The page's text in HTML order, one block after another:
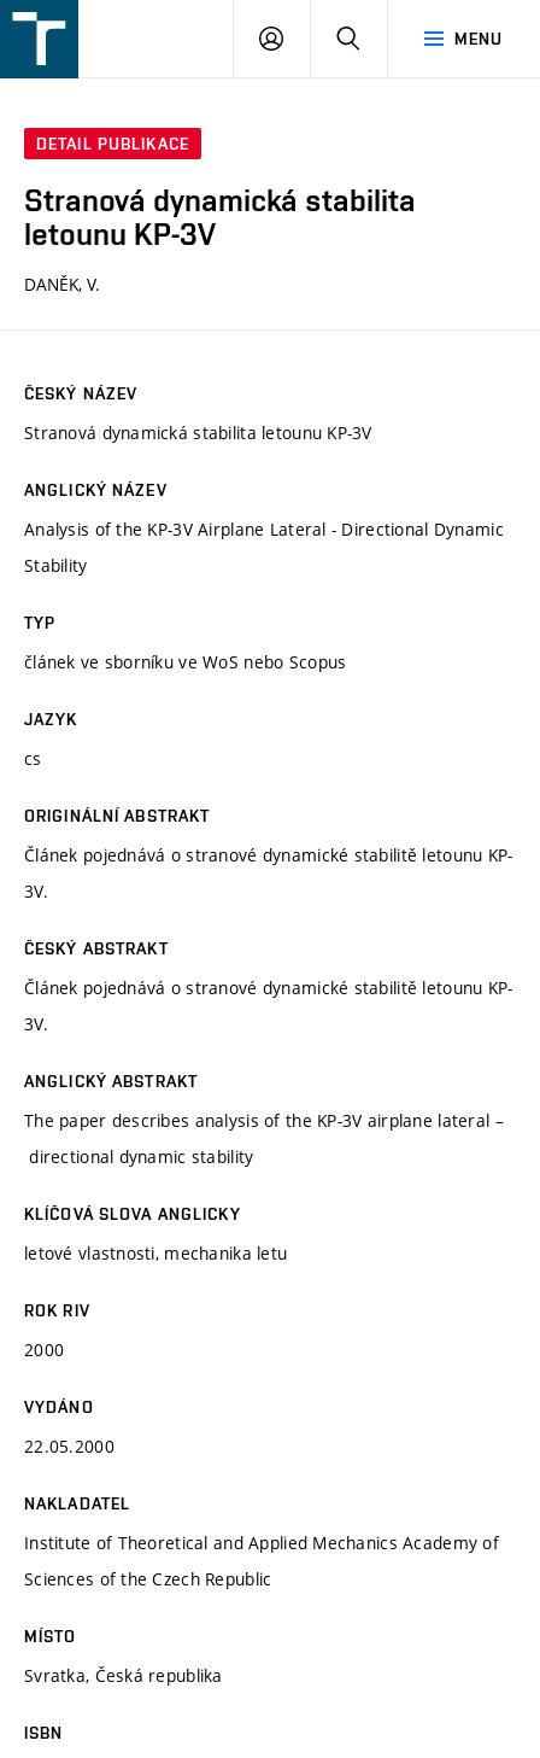
v
MENU
PŘIHLÁŠENÍ
DETAIL PUBLIKACE
Stranová dynamická stabilita
letounu KP-3V
DANĚK, V.
ČESKÝ NÁZEV
Stranová dynamická stabilita letounu KP-3V
ANGLICKÝ NÁZEV
Analysis of the KP-3V Airplane Lateral - Directional Dynamic
Stability
TYP
článek ve sborníku ve WoS nebo Scopus
JAZYK
cs
ORIGINÁLNÍ ABSTRAKT
Článek pojednává o stranové dynamické stabilitě letounu KP-
3V.
ČESKÝ ABSTRAKT
Článek pojednává o stranové dynamické stabilitě letounu KP-
3V.
ANGLICKÝ ABSTRAKT
The paper describes analysis of the KP-3V airplane lateral –
directional dynamic stability
KLÍČOVÁ SLOVA ANGLICKY
letové vlastnosti, mechanika letu
ROK RIV
2000
VYDÁNO
22.05.2000
NAKLADATEL
Institute of Theoretical and Applied Mechanics Academy of
Sciences of the Czech Republic
MÍSTO
Svratka, Česká republika
ISBN